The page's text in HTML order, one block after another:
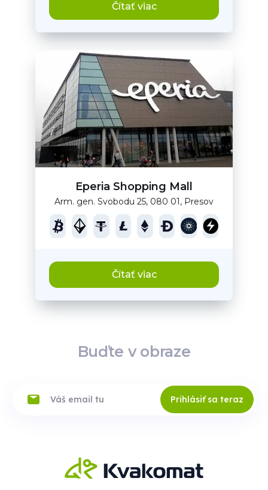
Čítať viac
Eperia Shopping Mall
Arm. gen. Svobodu 25, 080 01, Presov
Čítať viac
Buďte v obraze
Prihlásiť sa teraz